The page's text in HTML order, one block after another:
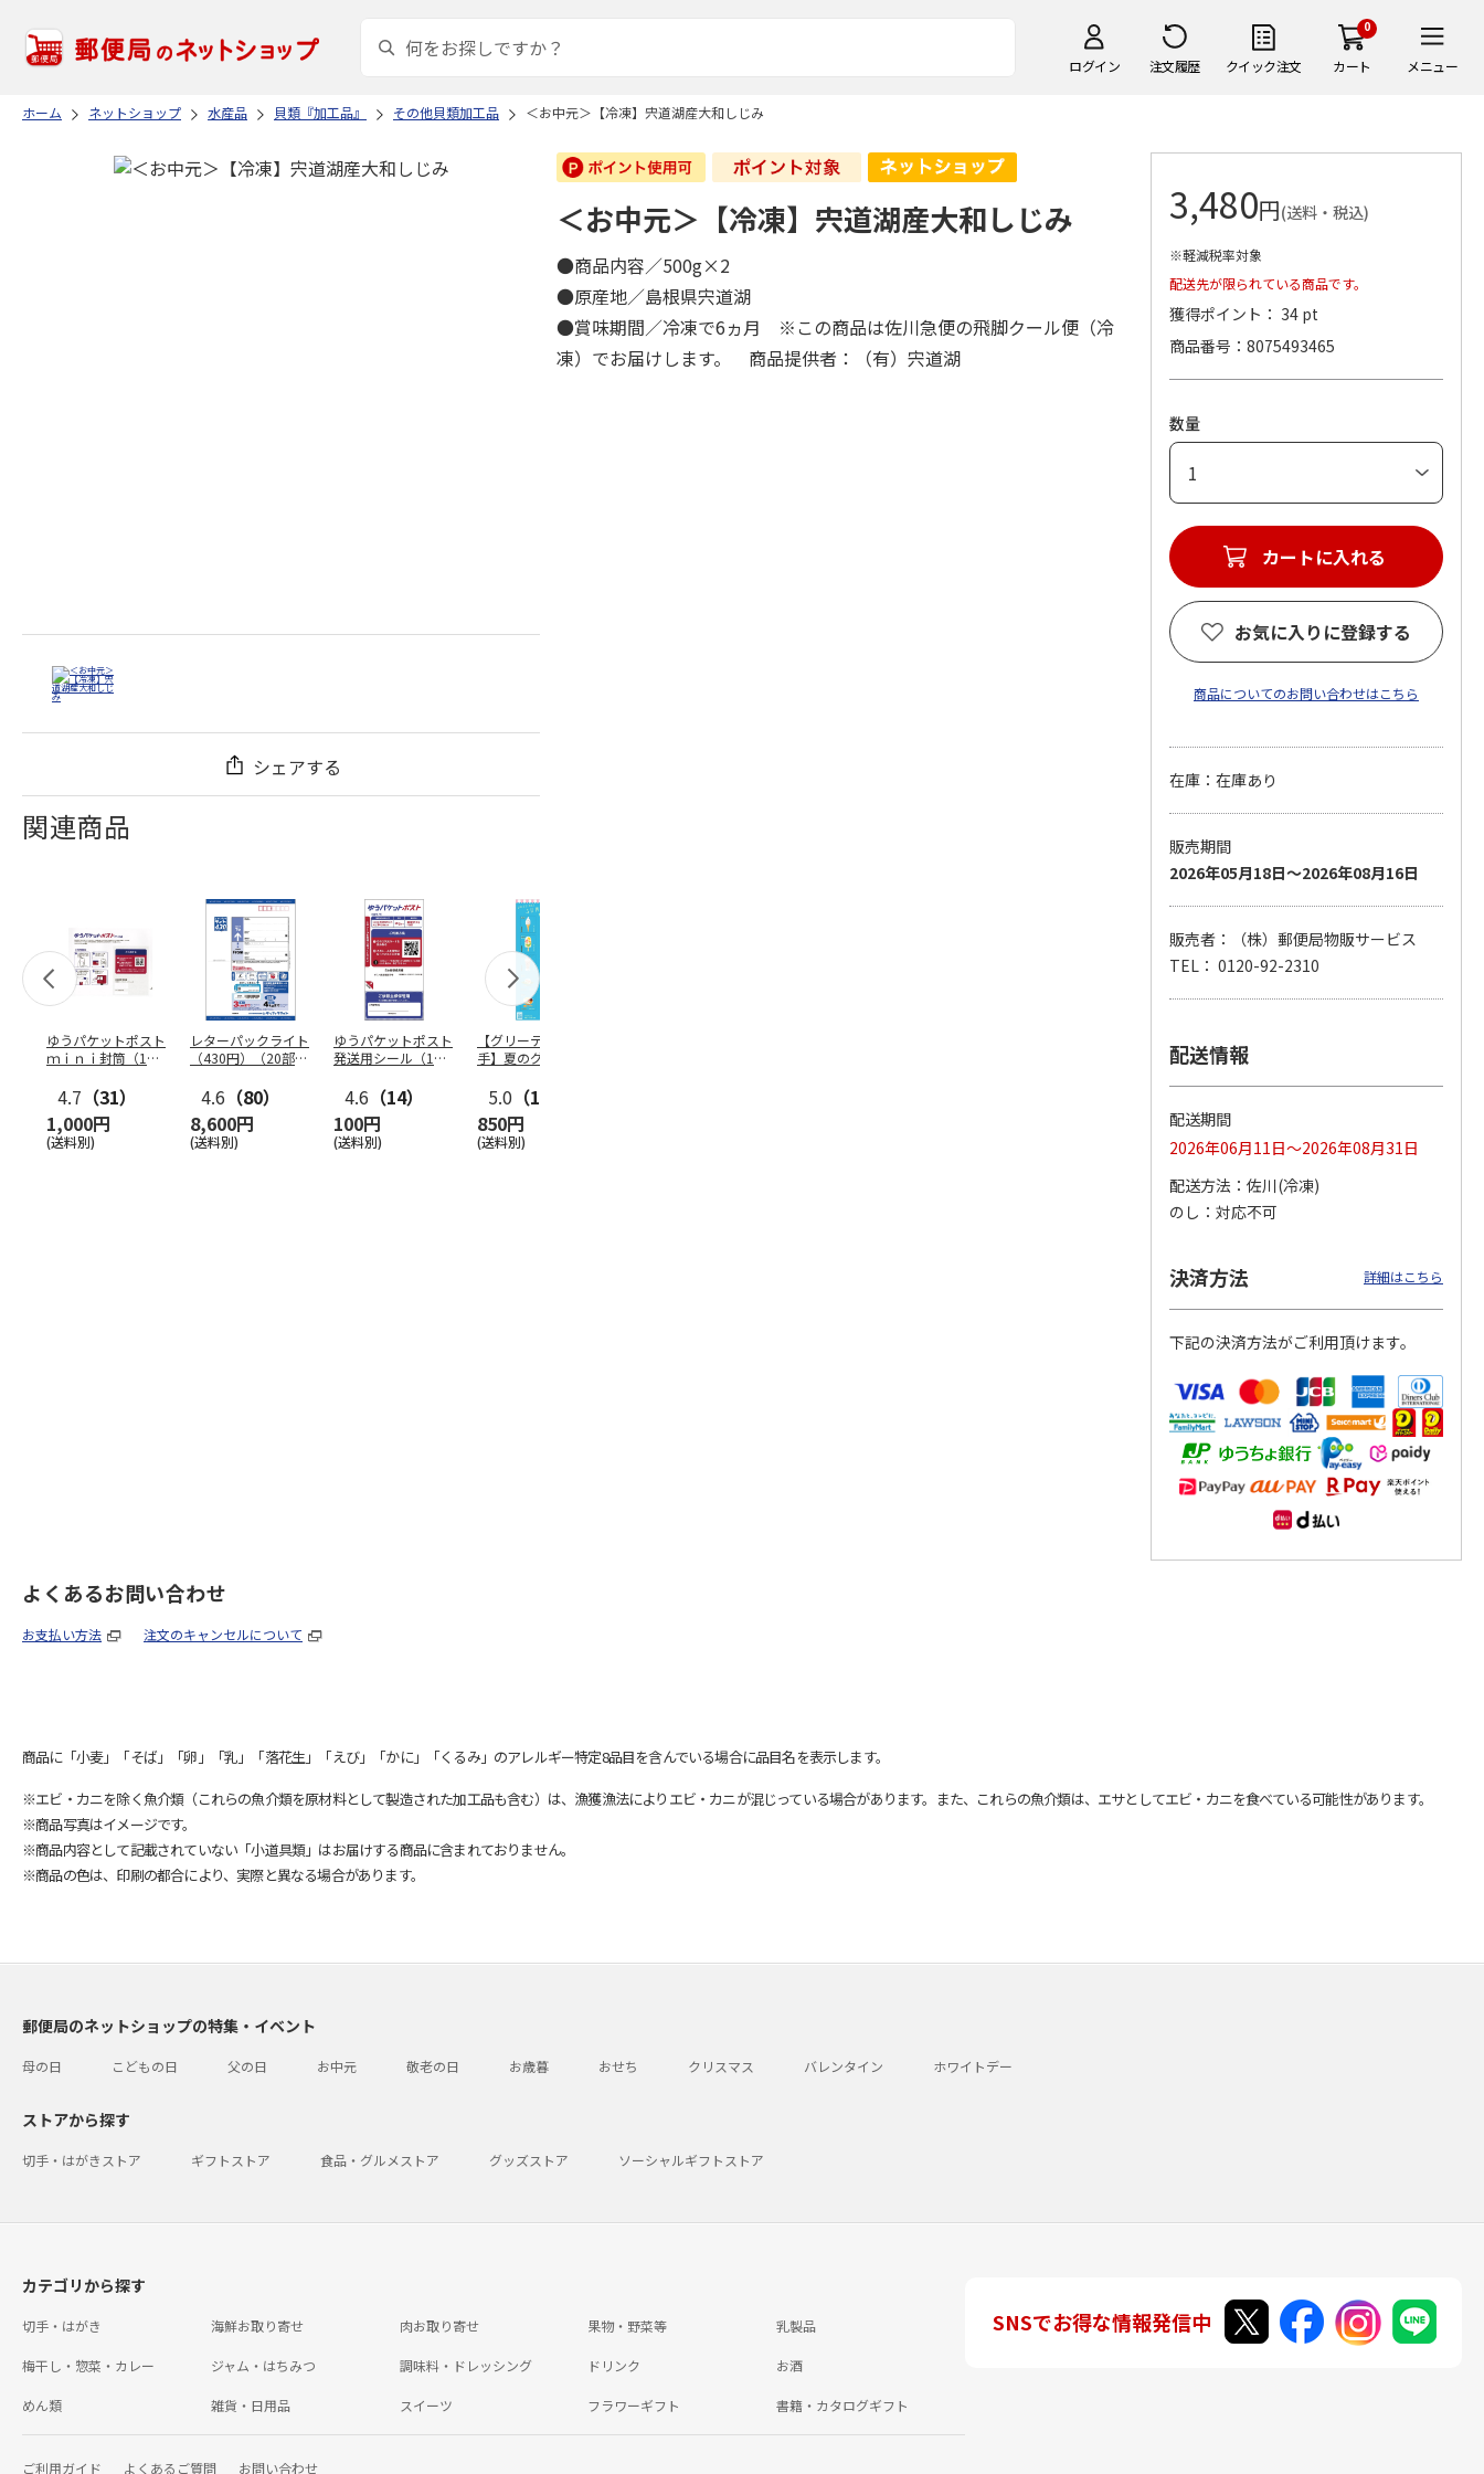
ログイン 注文履歴 クイック注文
0
カート メニュー
ホーム ネットショップ 水産品 貝類『加工品』 その他貝類加工品 ＜お中元＞【冷凍】宍道湖産大和しじみ
シェアする
関連商品
ゆうパケットポスト
ｍｉｎｉ封筒（1個
4.7 （31）
1,000円
(送料別)
レターパックライト
（430円）（20部セ
4.6 （80）
8,600円
(送料別)
ゆうパケットポスト
発送用シール（1個
4.6 （14）
100円
(送料別)
【グリーティング切
手】夏のグリーティ
5.0 （10）
850円
(送料別)
手】グリーティング
円…
5,500円
(送料別) (送料別)
＜お中元＞【冷凍】宍道湖産大和しじみ
●商品内容／500g×2
●原産地／島根県宍道湖
●賞味期間／冷凍で6ヵ月 ※この商品は佐川急便の飛脚クール便（冷
凍）でお届けします。 商品提供者：（有）宍道湖
3,480円(送料・税込)
※軽減税率対象
配送先が限られている商品です。
獲得ポイント： 34 pt
商品番号
8075493465
数量
カートに入れる
お気に入りに登録する
商品についてのお問い合わせはこちら
在庫：在庫あり
販売期間
2026年05月18日～2026年08月16日
販売者：（株）郵便局物販サービス
TEL： 0120-92-2310
配送情報
配送期間
2026年06月11日～2026年08月31日
配送方法
佐川(冷凍)
のし
対応不可
決済方法 詳細はこちら
下記の決済方法がご利用頂けます。
よくあるお問い合わせ
お支払い方法 注文のキャンセルについて
商品に「小麦」「そば」「卵」「乳」「落花生」「えび」「かに」「くるみ」のアレルギー特定8品目を含んでいる場合に品目名を表示します。
※エビ・カニを除く魚介類（これらの魚介類を原材料として製造された加工品も含む）は、漁獲漁法によりエビ・カニが混じっている場合があります。また、これらの魚介類は、エサとしてエビ・カニを食べている可能性があります。
※商品写真はイメージです。
※商品内容として記載されていない「小道具類」はお届けする商品に含まれておりません。
※商品の色は、印刷の都合により、実際と異なる場合があります。
郵便局のネットショップの特集・イベント
母の日 こどもの日 父の日 お中元 敬老の日 お歳暮 おせち クリスマス バレンタイン ホワイトデー
ストアから探す
切手・はがきストア ギフトストア 食品・グルメストア グッズストア ソーシャルギフトストア
カテゴリから探す
切手・はがき 海鮮お取り寄せ 肉お取り寄せ 果物・野菜等 乳製品
梅干し・惣菜・カレー ジャム・はちみつ 調味料・ドレッシング ドリンク お酒
めん類 雑貨・日用品 スイーツ フラワーギフト 書籍・カタログギフト
ご利用ガイド よくあるご質問 お問い合わせ
SNSでお得な情報発信中